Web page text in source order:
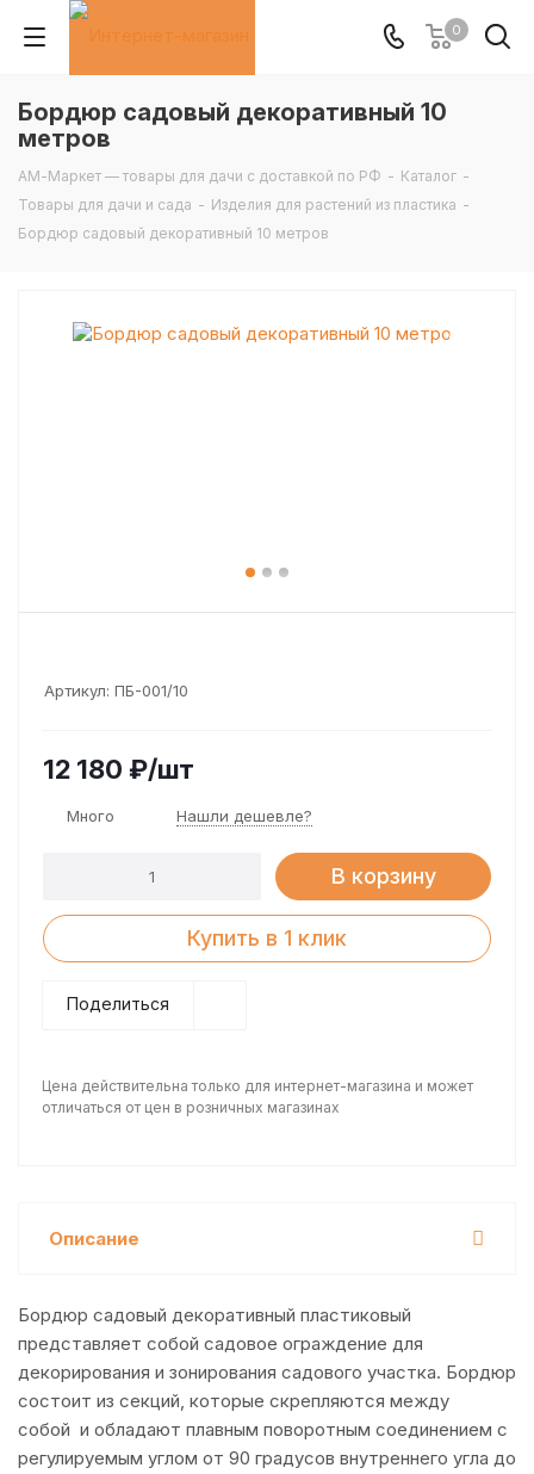
0
Бордюр садовый декоративный 10
метров
АМ-Маркет — товары для дачи с доставкой по РФ - Каталог -
Товары для дачи и сада - Изделия для растений из пластика -
Бордюр садовый декоративный 10 метров
Артикул: ПБ-001/10
12 180 ₽/шт
Много Нашли дешевле?
В корзину
Купить в 1 клик
Поделиться
Цена действительна только для интернет-магазина и может
отличаться от цен в розничных магазинах
Описание
Бордюр садовый декоративный пластиковый
представляет собой садовое ограждение для
декорирования и зонирования садового участка. Бордюр
состоит из секций, которые скрепляются между
собой и обладают плавным поворотным соединением с
регулируемым углом от 90 градусов внутреннего угла до